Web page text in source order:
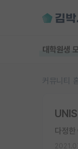
대학원생
커뮤니티 홈
다정한